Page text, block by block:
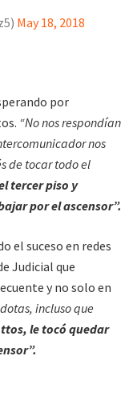
May 18, 2018
por
“No nos respondían
nos
de tocar todo el
tercer piso y
por el ascensor”.
el suceso en redes
Judicial que
y no solo en
incluso que
le tocó quedar